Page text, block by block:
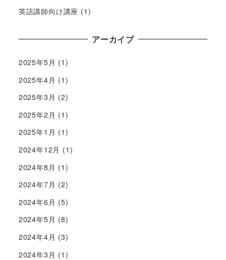
英語講師向け講座 (1)
アーカイブ
2025年5月 (1)
2025年4月 (1)
2025年3月 (2)
2025年2月 (1)
2025年1月 (1)
2024年12月 (1)
2024年8月 (1)
2024年7月 (2)
2024年6月 (5)
2024年5月 (8)
2024年4月 (3)
2024年3月 (1)